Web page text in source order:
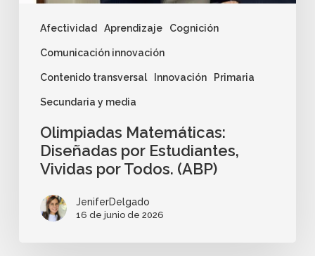
Afectividad Aprendizaje Cognición
Comunicación innovación
Contenido transversal Innovación Primaria
Secundaria y media
Olimpiadas Matemáticas:
Diseñadas por Estudiantes,
Vividas por Todos. (ABP)
JeniferDelgado
16 de junio de 2026